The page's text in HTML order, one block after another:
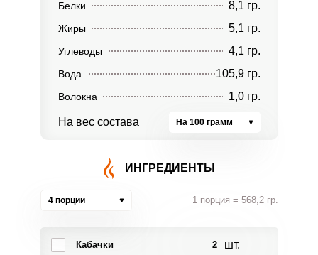
Белки 8,1 гр.
Жиры 5,1 гр.
Углеводы 4,1 гр.
Вода 105,9 гр.
Волокна 1,0 гр.
На вес состава На 100 грамм
ИНГРЕДИЕНТЫ
4 порции 1 порция = 568,2 гр.
Кабачки 2 шт.